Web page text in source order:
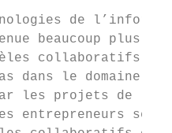
de
beaucoup plus
collaboratifs
dans le domaine
les projets de la
des entrepreneurs